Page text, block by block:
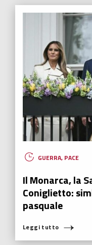
GUERRA, PACE
Il Monarca, la
Coniglietto:
pasquale
Leggi tutto